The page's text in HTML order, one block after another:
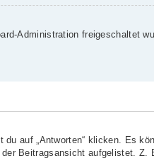
Administration freigeschaltet
auf „Antworten“ klicken. Es
Beitragsansicht aufgelistet. Z.